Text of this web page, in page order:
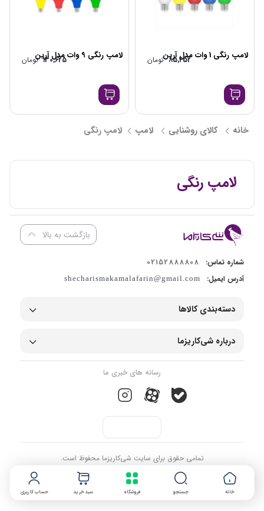
خانه جستجو فروشگاه سبد خرید حساب کاربری
لامپ رنگی 1 وات مدل آرین 85,452 تومان لامپ رنگی 9 وات مدل آرین 130,625 تومان
خانه کالای روشنایی لامپ لامپ رنگی
لامپ رنگی
بازگشت به بالا
شماره تماس: 02152888808
آدرس ایمیل: shecharismakamalafarin@gmail.com
دسته‌بندی کالاها
درباره شی‌کاریزما
رسانه های خبری ما
تمامی حقوق برای سایت شی‌کاریزما محفوظ است.